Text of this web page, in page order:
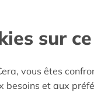
sur
vous êtes
et aux